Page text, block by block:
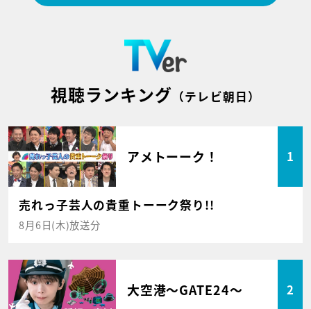
視聴ランキング （テレビ朝日）
アメトーーク！ 1
売れっ子芸人の貴重トーーク祭り!!
8月6日(木)放送分
大空港～GATE24～ 2